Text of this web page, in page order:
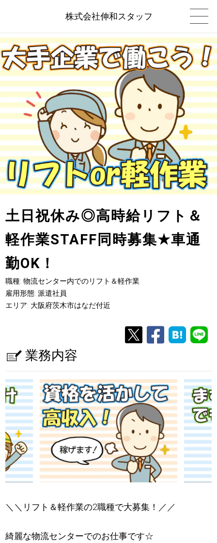
株式会社伸和スタッフ
土日祝休み◎高時給リフト＆
軽作業STAFF同時募集★車通
勤OK！
職種: 物流センター内でのリフト＆軽作業
雇用形態: 派遣社員
エリア: 大阪府茨木市はなだ付近
業務内容
＼＼リフト＆軽作業の2職種で大募集！／／
綺麗な物流センターでのお仕事です☆